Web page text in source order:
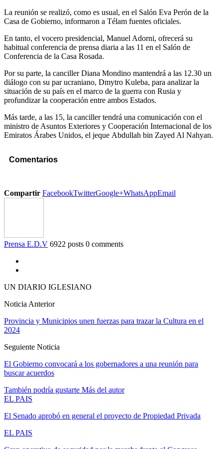
La reunión se realizó, como es usual, en el Salón Eva Perón de la
Casa de Gobierno, informaron a Télam fuentes oficiales.
En tanto, el vocero presidencial, Manuel Adorni, ofrecerá su
habitual conferencia de prensa diaria a las 11 en el Salón de
Conferencia de la Casa Rosada.
Por su parte, la canciller Diana Mondino mantendrá a las 12.30 un
diálogo con su par ucraniano, Dmytro Kuleba, para analizar la
situación de su país en el marco de la guerra con Rusia y
profundizar la cooperación entre ambos Estados.
Más tarde, a las 15, la canciller tendrá una comunicación con el
ministro de Asuntos Exteriores y Cooperación Internacional de los
Emiratos Árabes Unidos, el jeque Abdullah bin Zayed Al Nahyan.
Comentarios
Compartir FacebookTwitterGoogle+WhatsAppEmail
Prensa E.D.V 6922 posts 0 comments
UN DIARIO IGLESIANO
Noticia Anterior
Provincia y Municipios unen fuerzas para trazar la Cultura en el
2024
Seguiente Noticia
El Gobierno convocará a los gobernadores a una reunión para
buscar acuerdos
También podría gustarte Más del autor
EL PAIS
El Senado aprobó en general el proyecto de Propiedad Privada
EL PAIS